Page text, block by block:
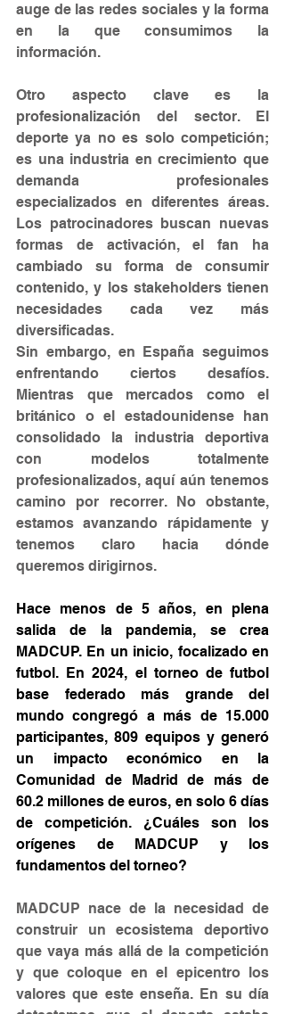
auge de las redes sociales y la forma
en la que consumimos la
información.
Otro aspecto clave es la
profesionalización del sector. El
deporte ya no es solo competición;
es una industria en crecimiento que
demanda profesionales
especializados en diferentes áreas.
Los patrocinadores buscan nuevas
formas de activación, el fan ha
cambiado su forma de consumir
contenido, y los stakeholders tienen
necesidades cada vez más
diversificadas.
Sin embargo, en España seguimos
enfrentando ciertos desafíos.
Mientras que mercados como el
británico o el estadounidense han
consolidado la industria deportiva
con modelos totalmente
profesionalizados, aquí aún tenemos
camino por recorrer. No obstante,
estamos avanzando rápidamente y
tenemos claro hacia dónde
queremos dirigirnos.
Hace menos de 5 años, en plena
salida de la pandemia, se crea
MADCUP. En un inicio, focalizado en
futbol. En 2024, el torneo de futbol
base federado más grande del
mundo congregó a más de 15.000
participantes, 809 equipos y generó
un impacto económico en la
Comunidad de Madrid de más de
60.2 millones de euros, en solo 6 días
de competición. ¿Cuáles son los
orígenes de MADCUP y los
fundamentos del torneo?
MADCUP nace de la necesidad de
construir un ecosistema deportivo
que vaya más allá de la competición
y que coloque en el epicentro los
valores que este enseña. En su día